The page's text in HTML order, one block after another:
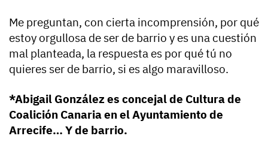
Me preguntan, con cierta incomprensión, por qué
estoy orgullosa de ser de barrio y es una cuestión
mal planteada, la respuesta es por qué tú no
quieres ser de barrio, si es algo maravilloso.
*Abigail González es concejal de Cultura de
Coalición Canaria en el Ayuntamiento de
Arrecife… Y de barrio.